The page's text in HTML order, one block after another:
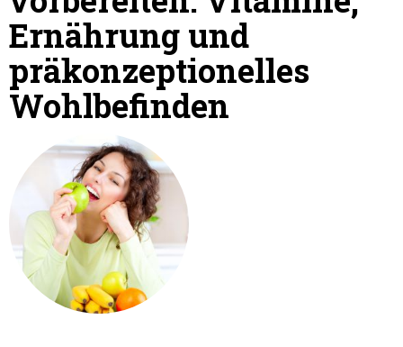
Ernährung und
präkonzeptionelles
Wohlbefinden